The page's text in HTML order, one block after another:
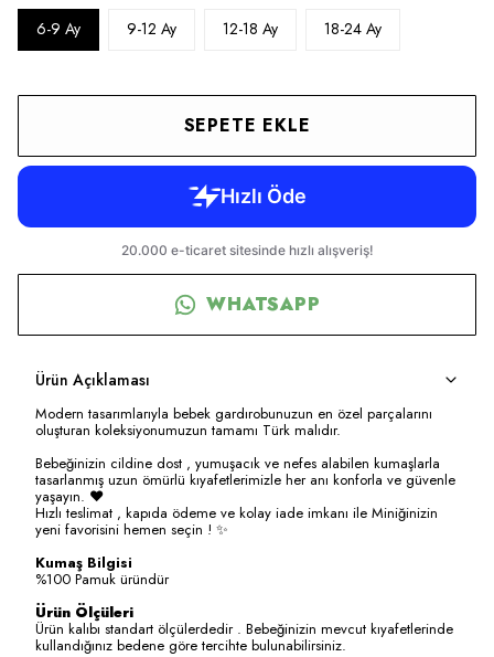
6-9 Ay
9-12 Ay 12-18 Ay 18-24 Ay
SEPETE EKLE
WHATSAPP
Ürün Açıklaması
Modern tasarımlarıyla bebek gardırobunuzun en özel parçalarını
oluşturan koleksiyonumuzun tamamı Türk malıdır.
Bebeğinizin cildine dost , yumuşacık ve nefes alabilen kumaşlarla
tasarlanmış uzun ömürlü kıyafetlerimizle her anı konforla ve güvenle
yaşayın. ❤️
Hızlı teslimat , kapıda ödeme ve kolay iade imkanı ile Miniğinizin
yeni favorisini hemen seçin ! ✨
Kumaş Bilgisi
%100 Pamuk üründür
Ürün Ölçüleri
Ürün kalıbı standart ölçülerdedir . Bebeğinizin mevcut kıyafetlerinde
kullandığınız bedene göre tercihte bulunabilirsiniz.